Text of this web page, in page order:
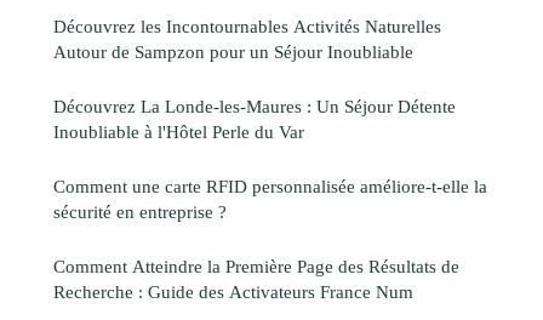
Découvrez les Incontournables Activités Naturelles
Autour de Sampzon pour un Séjour Inoubliable
Découvrez La Londe-les-Maures : Un Séjour Détente
Inoubliable à l'Hôtel Perle du Var
Comment une carte RFID personnalisée améliore-t-elle la
sécurité en entreprise ?
Comment Atteindre la Première Page des Résultats de
Recherche : Guide des Activateurs France Num